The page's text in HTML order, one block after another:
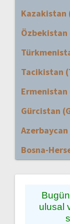
Kazakistan
Tacikistan
Ermenistan
Gürcistan
Bosna-
ulusal